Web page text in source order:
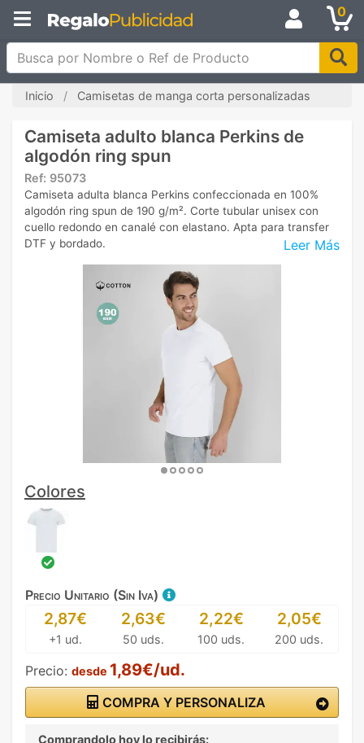
0
Busca por Nombre o Ref de Producto
Inicio Camisetas de manga corta personalizadas
Camiseta adulto blanca Perkins de
algodón ring spun
Ref: 95073
Leer Más
Camiseta adulta blanca Perkins confeccionada en 100%
algodón ring spun de 190 g/m². Corte tubular unisex con
cuello redondo en canalé con elastano. Apta para transfer
DTF y bordado.
Colores
Precio Unitario (Sin Iva)
2,87€
+1 ud.
2,63€
50 uds.
2,22€
100 uds.
2,05€
200 uds.
Precio: desde 1,89€/ud.
COMPRA Y PERSONALIZA
Comprandolo hoy lo recibirás: